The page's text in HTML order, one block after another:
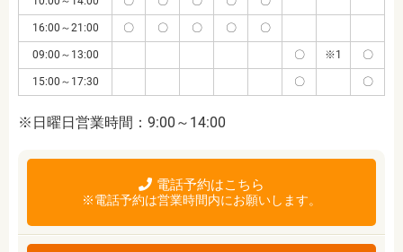
16:00～21:00 〇 〇 〇 〇 〇
09:00～13:00 〇 ※1 〇
15:00～17:30 〇 〇
※日曜日営業時間：9:00～14:00
電話予約はこちら
※電話予約は営業時間内にお願いします。